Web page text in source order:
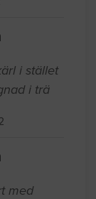
i stället
i trä
med